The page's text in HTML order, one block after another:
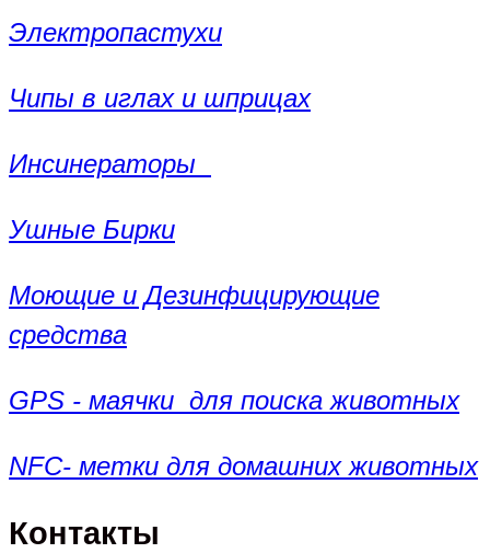
Электропастухи
Чипы в иглах и шприцах
Инсинераторы
Ушные Бирки
Моющие и Дезинфицирующие
средства
GPS - маячки для поиска животных
NFC- метки для домашних животных
Контакты